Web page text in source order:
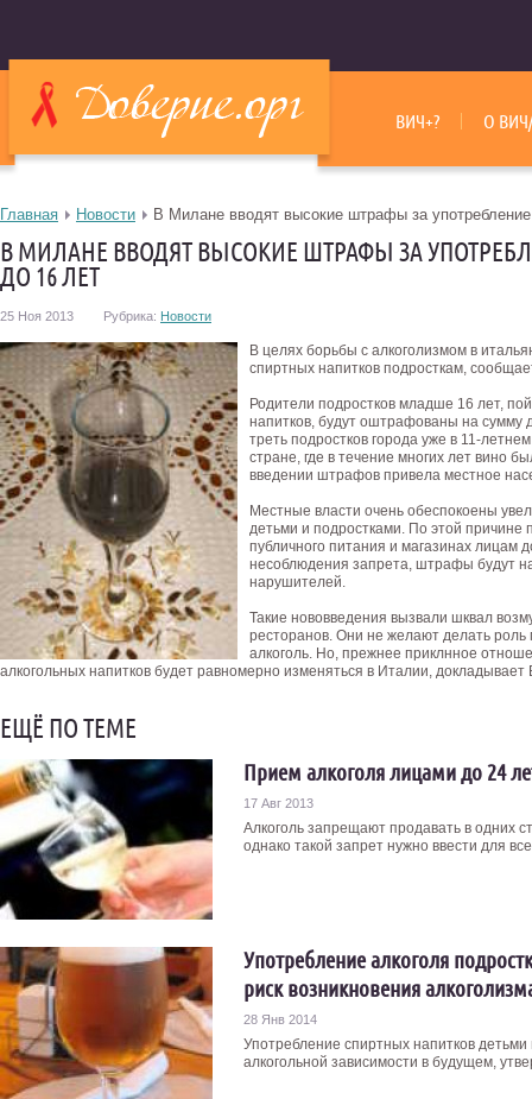
ВИЧ+? О
Главная Новости В Милане вводят высокие штрафы за
В МИЛАНЕ ВВОДЯТ ВЫСОКИЕ ШТРАФЫ ЗА
ДО 16 ЛЕТ
25 Ноя 2013 Рубрика: Новости
В целях борьбы с алкоголизмом в
спиртных напитков подросткам,
Родители подростков младше 16 лет,
напитков, будут оштрафованы на сумму
треть подростков города уже в 11-
стране, где в течение многих лет вино
введении штрафов привела местное
Местные власти очень обеспокоены
детьми и подростками. По этой причине
публичного питания и магазинах лицам
несоблюдения запрета, штрафы будут
нарушителей.
Такие нововведения вызвали шквал
ресторанов. Они не желают делать
алкоголь. Но, прежнее приклнное
алкогольных напитков будет равномерно изменяться в Италии,
ЕЩЁ ПО ТЕМЕ
Прием алкоголя лицами до 24
17 Авг 2013
Алкоголь запрещают продавать в одних
однако такой запрет нужно ввести для
Употребление алкоголя
риск возникновения
28 Янв 2014
Употребление спиртных напитков детьми
алкогольной зависимости в будущем,